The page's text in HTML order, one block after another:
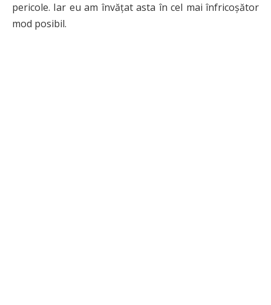
pericole. Iar eu am învățat asta în cel mai înfricoșător
mod posibil.